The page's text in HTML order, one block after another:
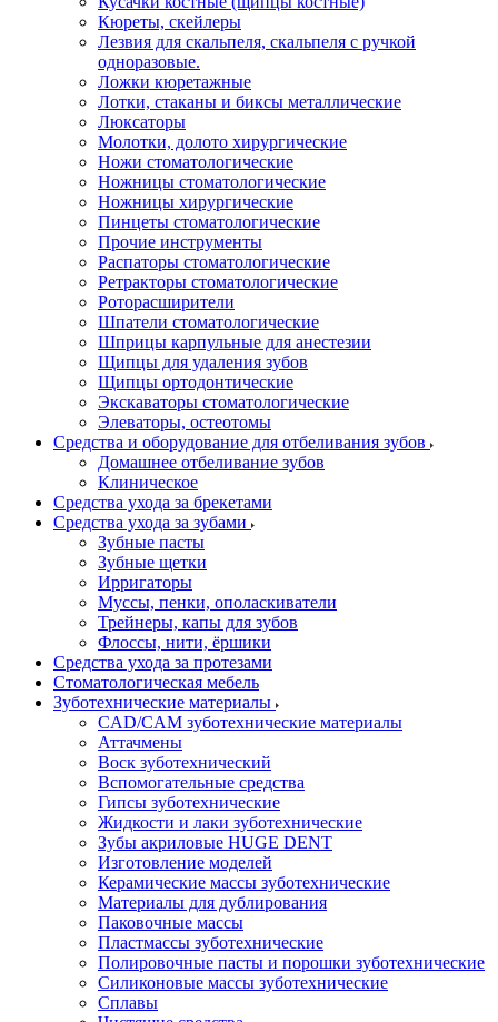
Кюреты, скейлеры
Лезвия для скальпеля, скальпеля с ручкой
одноразовые.
Ложки кюретажные
Лотки, стаканы и биксы металлические
Люксаторы
Молотки, долото хирургические
Ножи стоматологические
Ножницы стоматологические
Ножницы хирургические
Пинцеты стоматологические
Прочие инструменты
Распаторы стоматологические
Ретракторы стоматологические
Роторасширители
Шпатели стоматологические
Шприцы карпульные для анестезии
Щипцы для удаления зубов
Щипцы ортодонтические
Экскаваторы стоматологические
Элеваторы, остеотомы
Средства и оборудование для отбеливания зубов
Домашнее отбеливание зубов
Клиническое
Средства ухода за брекетами
Средства ухода за зубами
Зубные пасты
Зубные щетки
Ирригаторы
Муссы, пенки, ополаскиватели
Трейнеры, капы для зубов
Флоссы, нити, ёршики
Средства ухода за протезами
Стоматологическая мебель
Зуботехнические материалы
CAD/CAM зуботехнические материалы
Аттачмены
Воск зуботехнический
Вспомогательные средства
Гипсы зуботехнические
Жидкости и лаки зуботехнические
Зубы акриловые HUGE DENT
Изготовление моделей
Керамические массы зуботехнические
Материалы для дублирования
Паковочные массы
Пластмассы зуботехнические
Полировочные пасты и порошки зуботехнические
Силиконовые массы зуботехнические
Сплавы